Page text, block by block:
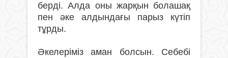
берді. Алда оны жарқын болашақ
пен əке алдындағы парыз күтіп
тұрды.
Əкелеріміз аман болсын. Себебі